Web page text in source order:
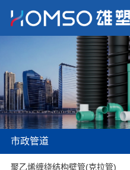
关于雄塑
产品中心
品牌服务
市政管道
聚乙烯缠绕结构壁管(克拉管)